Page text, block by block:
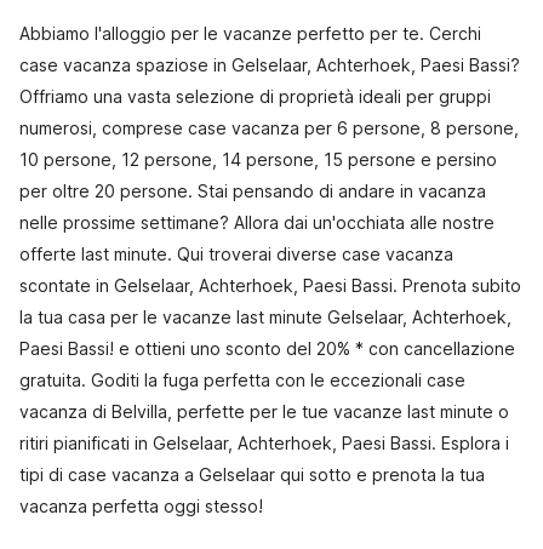
Abbiamo l'alloggio per le vacanze perfetto per te. Cerchi
case vacanza spaziose in Gelselaar, Achterhoek, Paesi Bassi?
Offriamo una vasta selezione di proprietà ideali per gruppi
numerosi, comprese case vacanza per 6 persone, 8 persone,
10 persone, 12 persone, 14 persone, 15 persone e persino
per oltre 20 persone. Stai pensando di andare in vacanza
nelle prossime settimane? Allora dai un'occhiata alle nostre
offerte last minute. Qui troverai diverse case vacanza
scontate in Gelselaar, Achterhoek, Paesi Bassi. Prenota subito
la tua casa per le vacanze last minute Gelselaar, Achterhoek,
Paesi Bassi! e ottieni uno sconto del 20% * con cancellazione
gratuita. Goditi la fuga perfetta con le eccezionali case
vacanza di Belvilla, perfette per le tue vacanze last minute o
ritiri pianificati in Gelselaar, Achterhoek, Paesi Bassi. Esplora i
tipi di case vacanza a Gelselaar qui sotto e prenota la tua
vacanza perfetta oggi stesso!